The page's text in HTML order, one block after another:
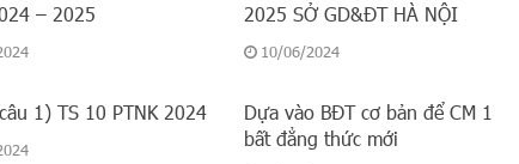
– 2025
2025 SỞ GD&ĐT HÀ NỘI
10/06/2024
1) TS 10 PTNK 2024
Dựa vào BĐT cơ bản để CM 1
bất đẳng thức mới